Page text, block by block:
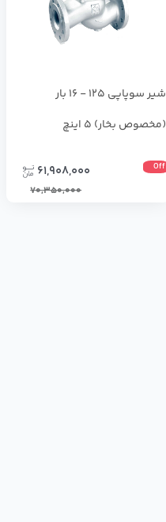
شیر سوپاپی 125 - 16 بار
(مخصوص بخار) 5 اینچ
Off
61,908,000
70,350,000